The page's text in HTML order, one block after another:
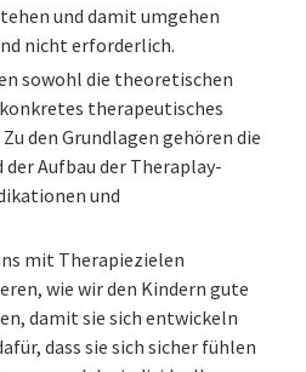
und damit umgehen
nicht erforderlich.
sowohl die theoretischen
therapeutisches
den Grundlagen gehören die
Aufbau der Theraplay-
und
mit Therapiezielen
wie wir den Kindern gute
damit sie sich entwickeln
dass sie sich sicher fühlen